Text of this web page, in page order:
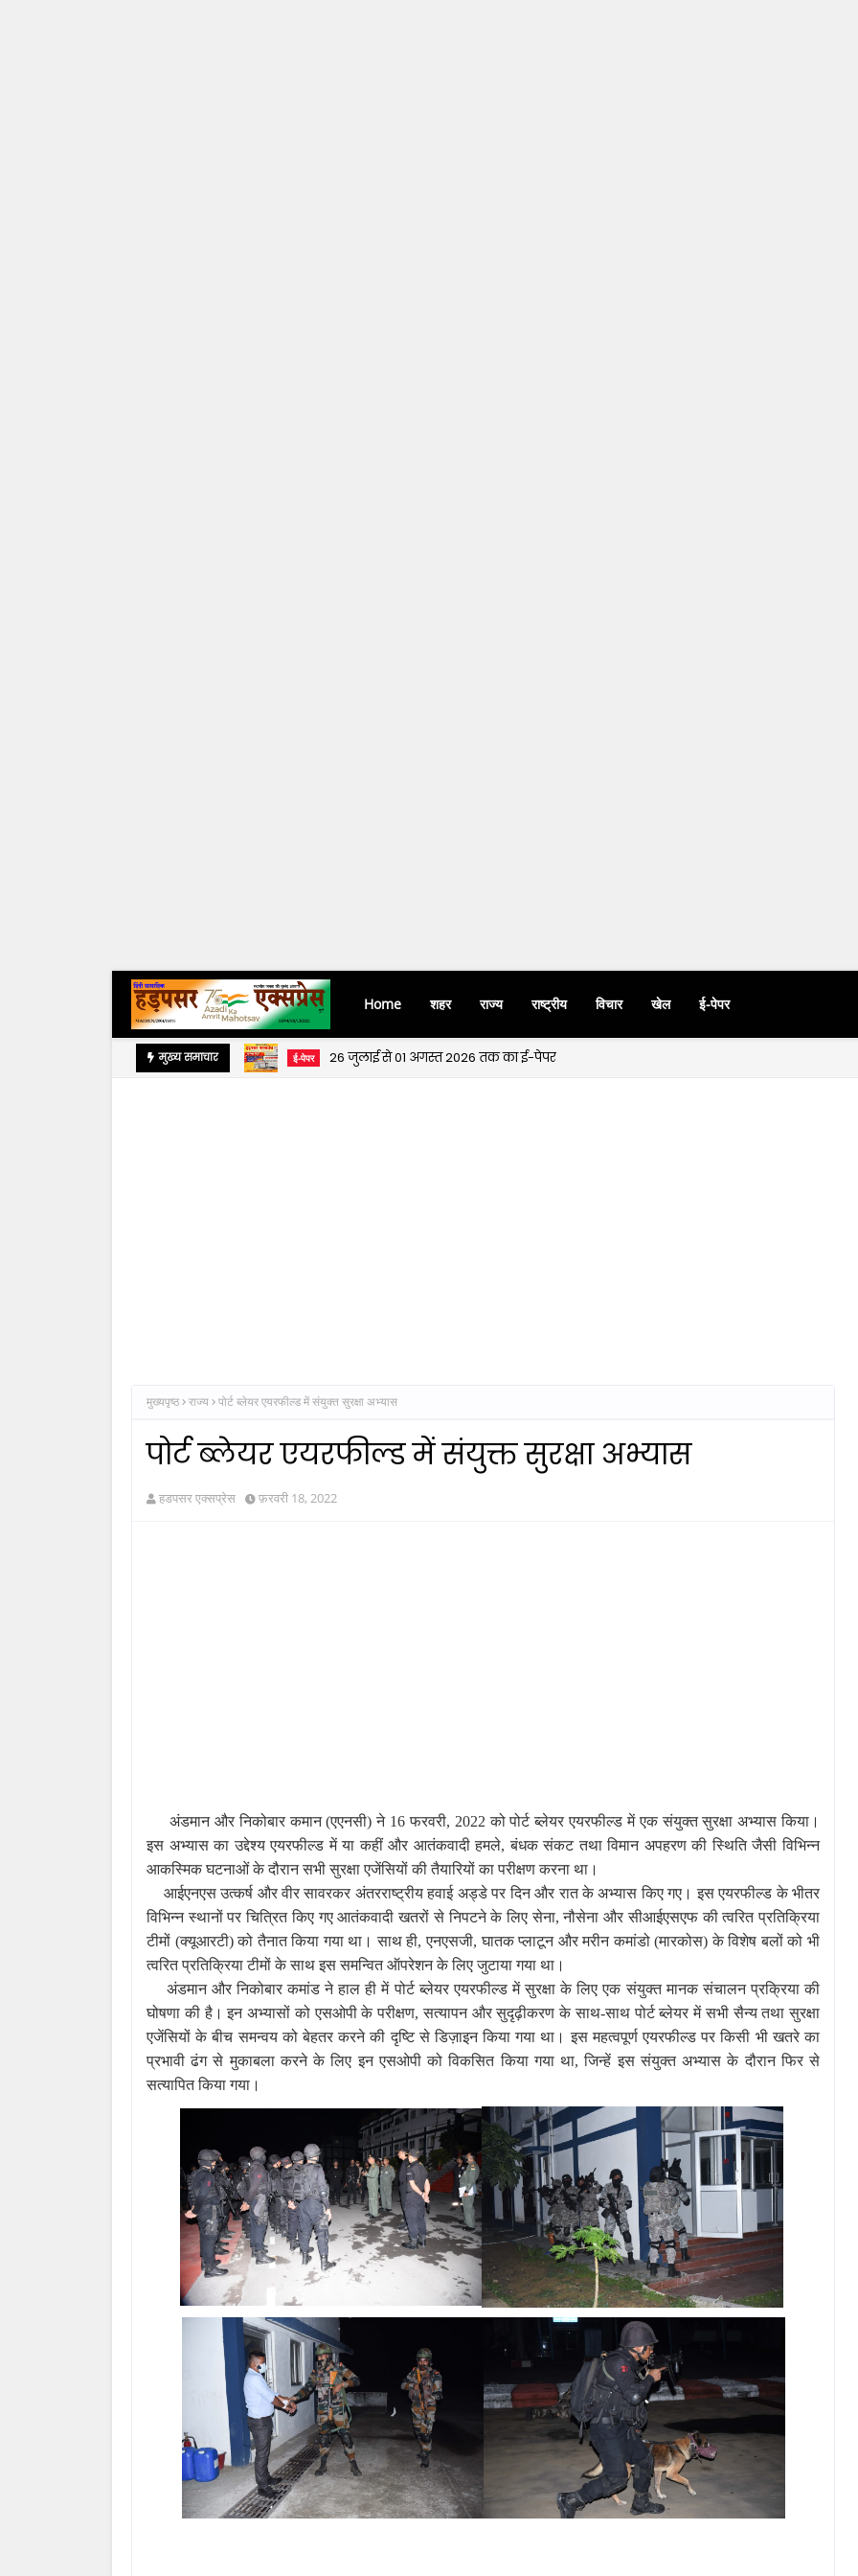
Home शहर राज्य राष्ट्रीय विचार खेल ई-पेपर
मुख्य समाचार ई-पेपर 26 जुलाई से 01 अगस्त 2026 तक का ई-पेपर
मुख्यपृष्ठ राज्य पोर्ट ब्लेयर एयरफील्ड में संयुक्त सुरक्षा अभ्यास
पोर्ट ब्लेयर एयरफील्ड में संयुक्त सुरक्षा अभ्यास
हडपसर एक्सप्रेस फ़रवरी 18, 2022
अंडमान और निकोबार कमान (एएनसी) ने 16 फरवरी, 2022 को पोर्ट ब्लेयर एयरफील्ड में एक संयुक्त सुरक्षा अभ्यास किया।
इस अभ्यास का उद्देश्य एयरफील्ड में या कहीं और आतंकवादी हमले, बंधक संकट तथा विमान अपहरण की स्थिति जैसी विभिन्न
आकस्मिक घटनाओं के दौरान सभी सुरक्षा एजेंसियों की तैयारियों का परीक्षण करना था।
आईएनएस उत्कर्ष और वीर सावरकर अंतरराष्ट्रीय हवाई अड्डे पर दिन और रात के अभ्यास किए गए। इस एयरफील्ड के भीतर
विभिन्न स्थानों पर चित्रित किए गए आतंकवादी खतरों से निपटने के लिए सेना, नौसेना और सीआईएसएफ की त्वरित प्रतिक्रिया
टीमों (क्यूआरटी) को तैनात किया गया था। साथ ही, एनएसजी, घातक प्लाटून और मरीन कमांडो (मारकोस) के विशेष बलों को भी
त्वरित प्रतिक्रिया टीमों के साथ इस समन्वित ऑपरेशन के लिए जुटाया गया था।
अंडमान और निकोबार कमांड ने हाल ही में पोर्ट ब्लेयर एयरफील्ड में सुरक्षा के लिए एक संयुक्त मानक संचालन प्रक्रिया की
घोषणा की है। इन अभ्यासों को एसओपी के परीक्षण, सत्यापन और सुदृढ़ीकरण के साथ-साथ पोर्ट ब्लेयर में सभी सैन्य तथा सुरक्षा
एजेंसियों के बीच समन्वय को बेहतर करने की दृष्टि से डिज़ाइन किया गया था। इस महत्वपूर्ण एयरफील्ड पर किसी भी खतरे का
प्रभावी ढंग से मुकाबला करने के लिए इन एसओपी को विकसित किया गया था, जिन्हें इस संयुक्त अभ्यास के दौरान फिर से
सत्यापित किया गया।